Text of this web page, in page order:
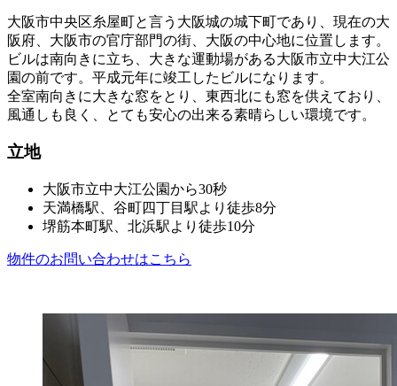
大阪市中央区糸屋町と言う大阪城の城下町であり、現在の大
阪府、大阪市の官庁部門の街、大阪の中心地に位置します。
ビルは南向きに立ち、大きな運動場がある大阪市立中大江公
園の前です。平成元年に竣工したビルになります。
全室南向きに大きな窓をとり、東西北にも窓を供えており、
風通しも良く、とても安心の出来る素晴らしい環境です。
立地
大阪市立中大江公園から30秒
天満橋駅、谷町四丁目駅より徒歩8分
堺筋本町駅、北浜駅より徒歩10分
物件のお問い合わせはこちら